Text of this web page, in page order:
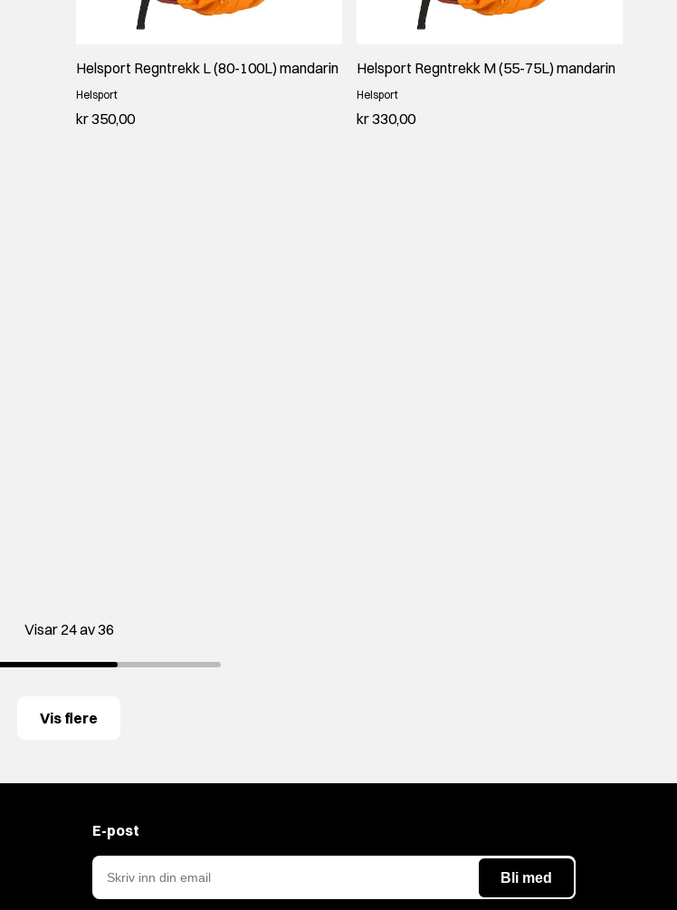
Helsport Regntrekk L (80-100L) mandarin
Helsport
kr 350,00
Helsport Regntrekk M (55-75L) mandarin
Helsport
kr 330,00
Visar 24 av 36
Vis flere
E-post